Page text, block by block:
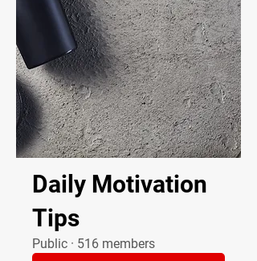
Daily Motivation
Tips
Public · 516 members